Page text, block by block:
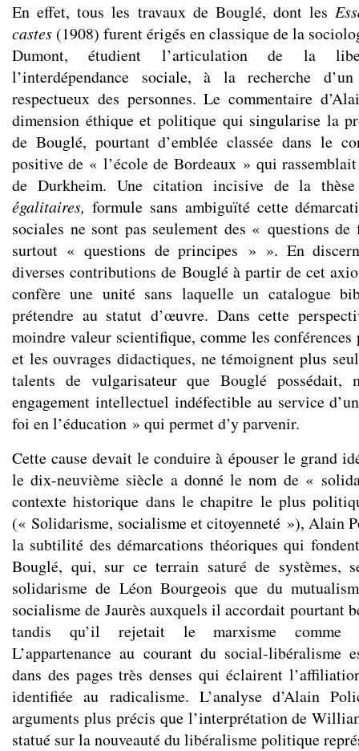
En effet, tous les travaux de Bouglé, dont les
castes (1908) furent érigés en classique de la
Dumont, étudient l’articulation de la
l’interdépendance sociale, à la recherche
respectueux des personnes. Le commentaire
dimension éthique et politique qui singularise la
de Bouglé, pourtant d’emblée classée dans le
positive de « l’école de Bordeaux » qui
de Durkheim. Une citation incisive de la
égalitaires, formule sans ambiguïté cette
sociales ne sont pas seulement des « questions
surtout « questions de principes » ». En
diverses contributions de Bouglé à partir de cet
confère une unité sans laquelle un catalogue
prétendre au statut d’œuvre. Dans cette
moindre valeur scientifique, comme les
et les ouvrages didactiques, ne témoignent plus
talents de vulgarisateur que Bouglé possédait,
engagement intellectuel indéfectible au service
foi en l’éducation » qui permet d’y parvenir.
Cette cause devait le conduire à épouser le grand
le dix-neuvième siècle a donné le nom de «
contexte historique dans le chapitre le plus
(« Solidarisme, socialisme et citoyenneté »), Alain
la subtilité des démarcations théoriques qui
Bouglé, qui, sur ce terrain saturé de systèmes,
solidarisme de Léon Bourgeois que du
socialisme de Jaurès auxquels il accordait pourtant
tandis qu’il rejetait le marxisme comme
L’appartenance au courant du social-libéralisme
dans des pages très denses qui éclairent
identifiée au radicalisme. L’analyse d’Alain
arguments plus précis que l’interprétation de
statué sur la nouveauté du libéralisme politique